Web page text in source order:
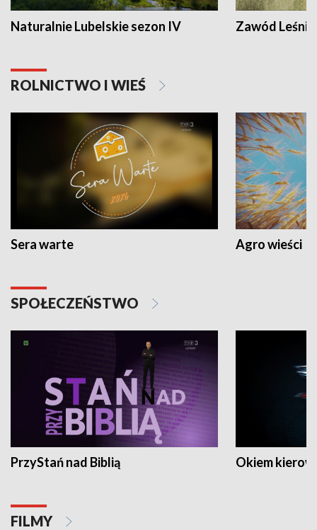
Naturalnie Lubelskie sezon IV Zawód Leśnik
ROLNICTWO I WIEŚ
Sera warte Agro wieści
SPOŁECZEŃSTWO
PrzyStań nad Biblią Okiem
FILMY